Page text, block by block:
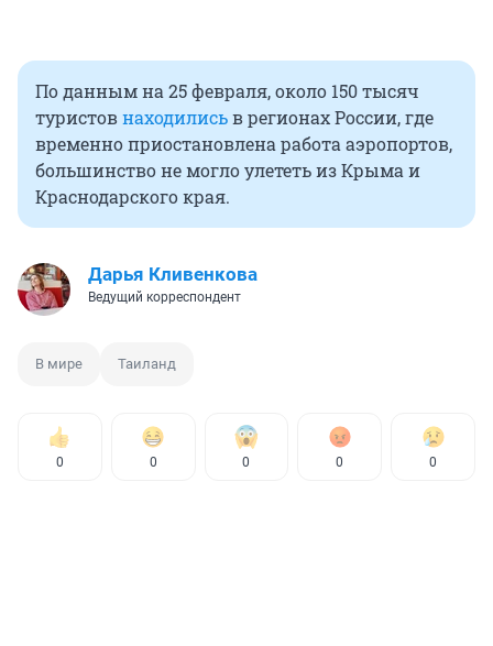
По данным на 25 февраля, около 150 тысяч
туристовнаходилисьв регионах России, где
временно приостановлена работа аэропортов,
большинство не могло улететь из Крыма и
Краснодарского края.
Дарья Кливенкова
Ведущий корреспондент
В мире Таиланд
0 0 0 0 0